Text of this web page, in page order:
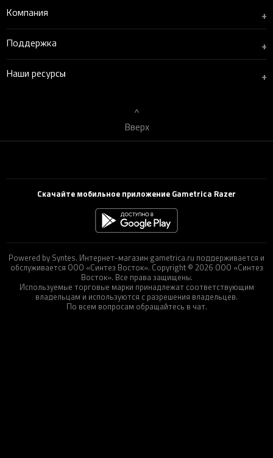
Компания +
Поддержка +
Наши ресурсы +
Вверх
Скачайте мобильное приложение Gametrica Razer
Powered by Syntes. Интернет-магазин gametrica.ru поддерживается и
обслуживается ООО «Синтез Восток». Copyright © 2026 ООО «Синтез
Восток». Все права защищены.
Используемые торговые марки принадлежат соответствующим
владельцам и используются с разрешения владельцев.
По всем вопросам обращайтесь в чат.